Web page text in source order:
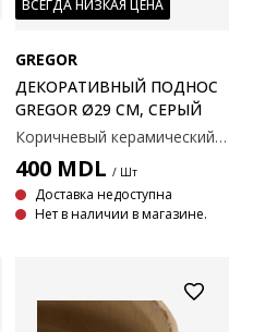
ВСЕГДА НИЗКАЯ ЦЕНА
GREGOR
ДЕКОРАТИВНЫЙ ПОДНОС
GREGOR Ø29 СМ, СЕРЫЙ
Коричневый керамический поднос с пузырчатым краем. Идеально подходит для размещения свечей или мелких предметов, таких как ключи и украшения. Ø29 x 4 см
400 MDL / Шт
Доставка недоступна
Нет в наличии в магазине.